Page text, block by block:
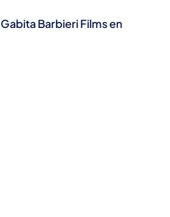
Barbieri Films en